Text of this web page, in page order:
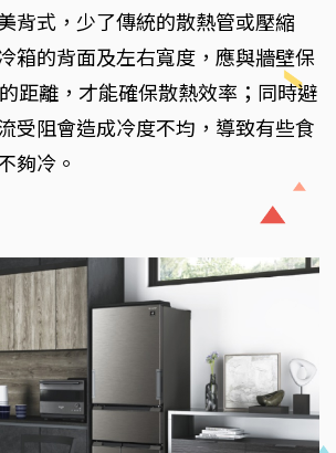
背式，少了傳統的散熱管或壓縮
箱的背面及左右寬度，應與牆壁保
距離，才能確保散熱效率；同時避
受阻會造成冷度不均，導致有些食
夠冷。